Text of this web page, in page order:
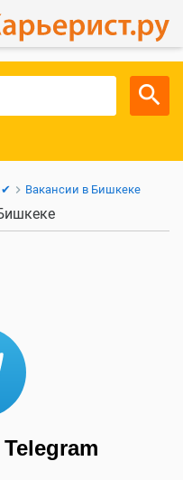
Вакансии в Бишкеке